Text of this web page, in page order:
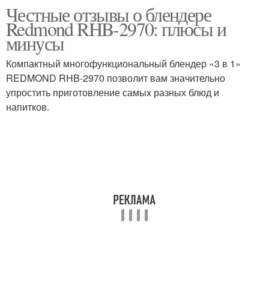
Честные отзывы о блендере
Redmond RHB-2970: плюсы и
минусы
Компактный многофункциональный блендер «3 в 1»
REDMOND RHB-2970 позволит вам значительно
упростить приготовление самых разных блюд и
напитков.